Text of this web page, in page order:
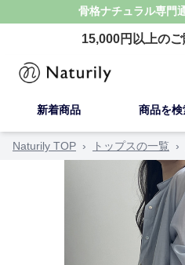
骨格ナチュラル専門
15,000円以上の
新着商品 商品を検
Naturily TOP › トップスの一覧 ›